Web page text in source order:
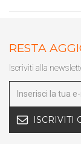
RESTA
Iscriviti alla
ISCRIVITI